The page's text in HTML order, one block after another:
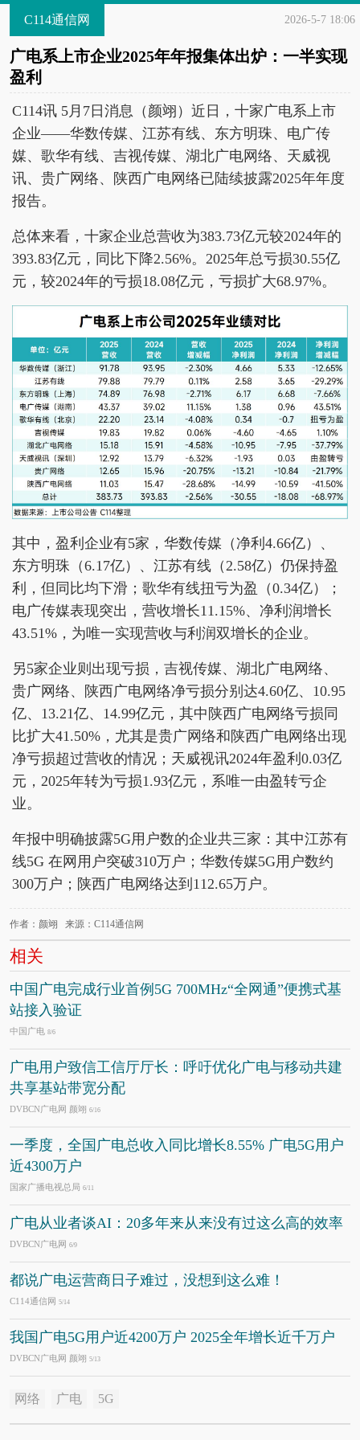
C114通信网 2026-5-7 18:06
广电系上市企业2025年年报集体出炉：一半实现
盈利
C114讯 5月7日消息（颜翊）近日，十家广电系上市
企业——华数传媒、江苏有线、东方明珠、电广传
媒、歌华有线、吉视传媒、湖北广电网络、天威视
讯、贵广网络、陕西广电网络已陆续披露2025年年度
报告。
总体来看，十家企业总营收为383.73亿元较2024年的
393.83亿元，同比下降2.56%。2025年总亏损30.55亿
元，较2024年的亏损18.08亿元，亏损扩大68.97%。
其中，盈利企业有5家，华数传媒（净利4.66亿）、
东方明珠（6.17亿）、江苏有线（2.58亿）仍保持盈
利，但同比均下滑；歌华有线扭亏为盈（0.34亿）；
电广传媒表现突出，营收增长11.15%、净利润增长
43.51%，为唯一实现营收与利润双增长的企业。
另5家企业则出现亏损，吉视传媒、湖北广电网络、
贵广网络、陕西广电网络净亏损分别达4.60亿、10.95
亿、13.21亿、14.99亿元，其中陕西广电网络亏损同
比扩大41.50%，尤其是贵广网络和陕西广电网络出现
净亏损超过营收的情况；天威视讯2024年盈利0.03亿
元，2025年转为亏损1.93亿元，系唯一由盈转亏企
业。
年报中明确披露5G用户数的企业共三家：其中江苏有
线5G 在网用户突破310万户；华数传媒5G用户数约
300万户；陕西广电网络达到112.65万户。
作者：颜翊 来源：C114通信网
相关
中国广电完成行业首例5G 700MHz“全网通”便携式基
站接入验证
中国广电 8/6
广电用户致信工信厅厅长：呼吁优化广电与移动共建
共享基站带宽分配
DVBCN广电网 颜翊 6/16
一季度，全国广电总收入同比增长8.55% 广电5G用户
近4300万户
国家广播电视总局 6/11
广电从业者谈AI：20多年来从来没有过这么高的效率
DVBCN广电网 6/9
都说广电运营商日子难过，没想到这么难！
C114通信网 5/14
我国广电5G用户近4200万户 2025全年增长近千万户
DVBCN广电网 颜翊 5/13
网络 广电 5G